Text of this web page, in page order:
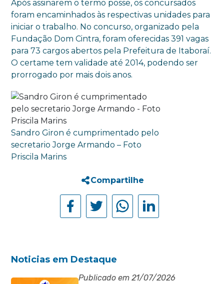
Após assinarem o termo posse, os concursados
foram encaminhados às respectivas unidades para
iniciar o trabalho. No concurso, organizado pela
Fundação Dom Cintra, foram oferecidas 391 vagas
para 73 cargos abertos pela Prefeitura de Itaboraí.
O certame tem validade até 2014, podendo ser
prorrogado por mais dois anos.
Sandro Giron é cumprimentado pelo
secretario Jorge Armando – Foto
Priscila Marins
Compartilhe
Noticias em Destaque
Publicado em 21/07/2026